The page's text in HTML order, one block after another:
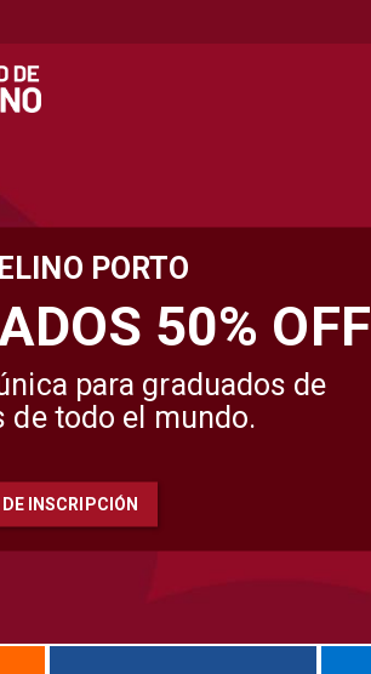
principal
PORTO
50% OFF
para graduados de
de todo el mundo.
INSCRIPCIÓN